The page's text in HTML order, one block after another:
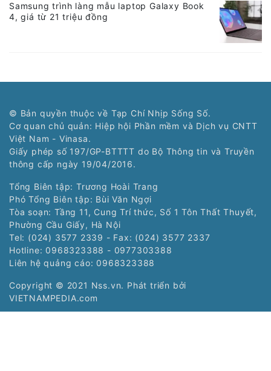
Samsung trình làng mẫu laptop Galaxy Book
4, giá từ 21 triệu đồng
© Bản quyền thuộc về Tạp Chí Nhịp Sống Số.
Cơ quan chủ quản: Hiệp hội Phần mềm và Dịch vụ CNTT
Việt Nam - Vinasa.
Giấy phép số 197/GP-BTTTT do Bộ Thông tin và Truyền
thông cấp ngày 19/04/2016.
Tổng Biên tập: Trương Hoài Trang
Phó Tổng Biên tập: Bùi Văn Ngợi
Tòa soạn: Tầng 11, Cung Trí thức, Số 1 Tôn Thất Thuyết,
Phường Cầu Giấy, Hà Nội
Tel: (024) 3577 2339 - Fax: (024) 3577 2337
Hotline: 0968323388 - 0977303388
Liên hệ quảng cáo: 0968323388
Copyright © 2021 Nss.vn. Phát triển bởi
VIETNAMPEDIA.com